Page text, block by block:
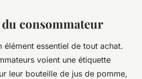
consommateur
élément essentiel de tout achat.
voient une étiquette
leur bouteille de jus de pomme,